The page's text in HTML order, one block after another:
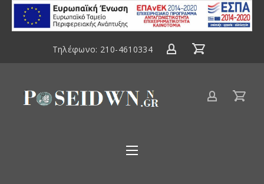
ΕΣΠΑ
2014-
2020
Τηλέφωνο: 210-4610334
Είδη